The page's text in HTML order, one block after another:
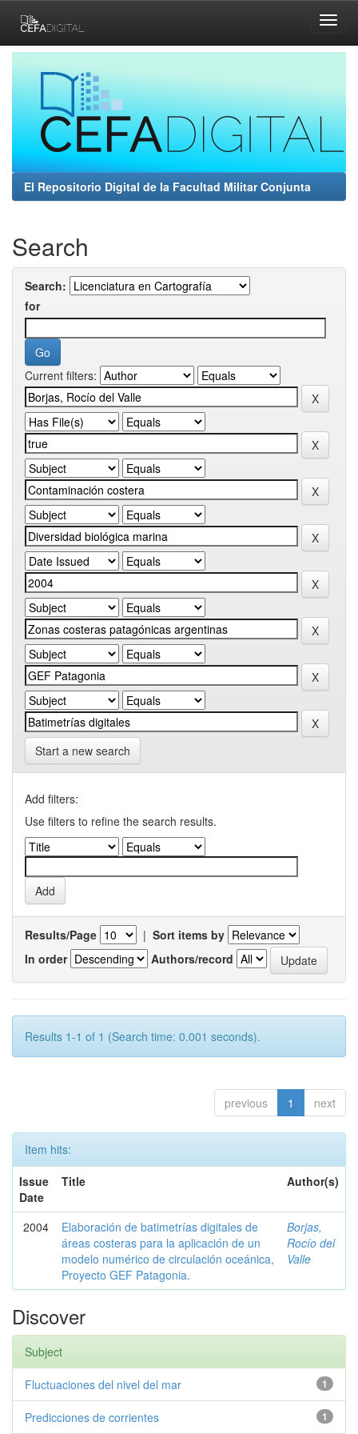
navigation
El Repositorio Digital de la Facultad Militar Conjunta
Search
Search:
for
Current filters:
Start a new search
Add filters:
Use filters to refine the search results.
Results/Page | Sort items by
In order
Authors/record
Results 1-1 of 1 (Search time: 0.001 seconds).
previous 1 next
Item hits:
Issue
Date
Title Author(s)
2004
Elaboración de batimetrías digitales de
áreas costeras para la aplicación de un
modelo numérico de circulación oceánica,
Proyecto GEF Patagonia.
Borjas,
Rocío del
Valle
Discover
Subject
1
Fluctuaciones del nivel del mar
1
Predicciones de corrientes